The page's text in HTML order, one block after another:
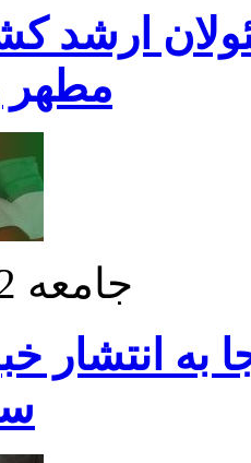
ارشد
مطهر
جامعه
به انتشار